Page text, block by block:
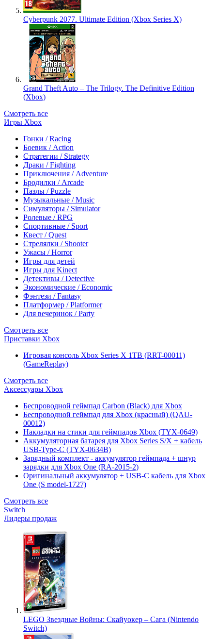
Cyberpunk 2077. Ultimate Edition (Xbox Series X)
Grand Theft Auto – The Trilogy. The Definitive Edition
(Xbox)
Смотреть все
Игры Xbox
Гонки / Racing
Боевик / Action
Стратегии / Strategy
Драки / Fighting
Приключения / Adventure
Бродилки / Arcade
Пазлы / Puzzle
Музыкальные / Music
Симуляторы / Simulator
Ролевые / RPG
Спортивные / Sport
Квест / Quest
Стрелялки / Shooter
Ужасы / Horror
Игры для детей
Игры для Kinect
Детективы / Detective
Экономические / Economic
Фэнтези / Fantasy
Платформер / Platformer
Для вечеринок / Party
Смотреть все
Приставки Xbox
Игровая консоль Xbox Series X 1TB (RRT-00011)
(GameReplay)
Смотреть все
Аксессуары Xbox
Беспроводной геймпад Carbon (Black) для Xbox
Беспроводной геймпад для Xbox (красный) (QAU-
00012)
Накладки на стики для геймпадов Xbox (TYX-0649)
Аккумуляторная батарея для Xbox Series S/X + кабель
USB-Type-C (TYX-0634B)
Зарядный комплект - аккумулятор геймпада + шнур
зарядки для Xbox One (RA-2015-2)
Оригинальный аккумулятор + USB-C кабель для Xbox
One (S model-1727)
Смотреть все
Switch
Лидеры продаж
LEGO Звездные Войны: Скайуокер – Сага (Nintendo
Switch)